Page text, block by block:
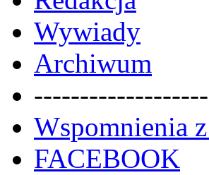
Wywiady
Archiwum
Wspomnienia
FACEBOOK